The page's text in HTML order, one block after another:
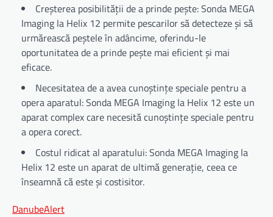
Creșterea posibilității de a prinde pește: Sonda MEGA
Imaging la Helix 12 permite pescarilor să detecteze și să
urmărească peștele în adâncime, oferindu-le
oportunitatea de a prinde pește mai eficient și mai
eficace.
Necesitatea de a avea cunoștințe speciale pentru a
opera aparatul: Sonda MEGA Imaging la Helix 12 este un
aparat complex care necesită cunoștințe speciale pentru
a opera corect.
Costul ridicat al aparatului: Sonda MEGA Imaging la
Helix 12 este un aparat de ultimă generație, ceea ce
înseamnă că este și costisitor.
DanubeAlert